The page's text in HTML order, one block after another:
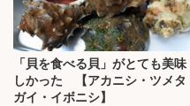
「貝を食べる貝」がとても美味
しかった 【アカニシ・ツメタ
ガイ・イボニシ】